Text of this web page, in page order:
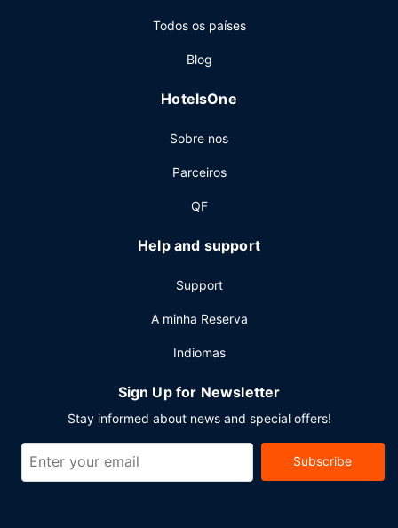
As principais comodidades incluem um business center,
espaços para eventos deste hotel contam-se uma zona
Todos os países
Blog
HotelsOne
Sobre nos
Parceiros
QF
Help and support
Support
A minha Reserva
Indiomas
Sign Up for Newsletter
Stay informed about news and special offers!
Subscribe